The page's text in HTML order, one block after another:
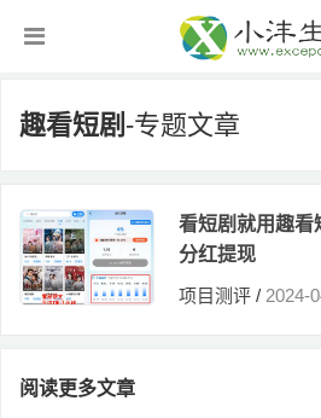
趣看短剧 -专题文章
看短剧就用趣看
分红提现
项目测评 / 2024-
阅读更多文章